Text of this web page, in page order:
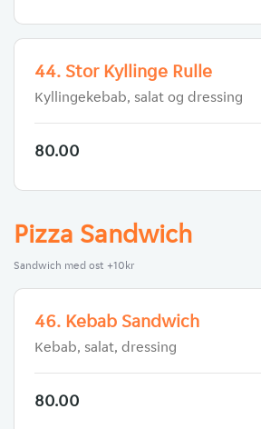
44. Stor Kyllinge Rulle
Kyllingekebab, salat og dressing
80.00
Pizza Sandwich
Sandwich med ost +10kr
46. Kebab Sandwich
Kebab, salat, dressing
80.00